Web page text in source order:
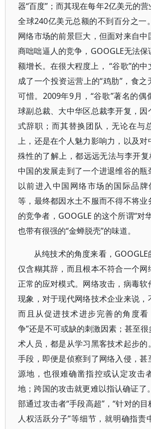
器“百度”；而其现在每年2亿美元的
全球240亿美元总额的不到百分之一
网络市场的前景巨大，但面对来自中
商咄咄逼人的竞争，GOOGLE无法保
额增长。在很大程度上， “谷歌”的
成了一个投资运营上的“鸡肋”，食之
可惜。2009年9月，“谷歌”著名的偶
球副总裁、大中华区总裁李开复，因
式辞职；而其替换团队，无论在与
上，还是在个人魅力影响力，以及对
殊性的了解上，都远远无法与李开复
中国的发展走到了一个进退维谷的瓶
以前进入中国网络市场的国际品牌
等，最终都因水土不服而不得不将业
的竞争者，GOOGLE 的这个所谓“对
也带有很强的“金蝉脱壳”的味道。
从纯技术的角度来看，
仅含糊其辞，而且根本不符合一个网
正常的应对模式。网络攻击，病毒软
现象，对于现代网络技术企业来说，
而且从促进技术进步完善的角度看
争”还是不可或缺的刺激因素；甚至
术人员，都是从学习黑客技术起步的
手段，即便是侦察到了网络入侵，甚
源地，也很难确凿指控或认定攻击
地；跨国的攻击就更难以指认确证了
部通过攻击者“手段高超”，“针对的
人权活跃分子”等细节，就明确指责